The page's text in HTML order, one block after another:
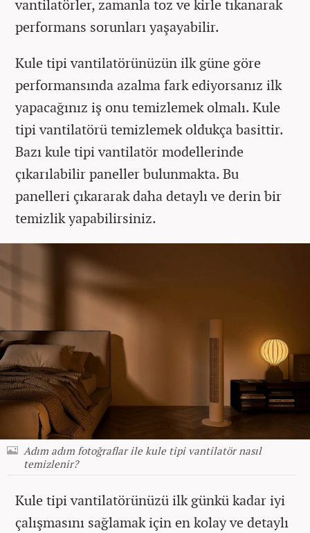
vantilatörler, zamanla toz ve kirle tıkanarak
performans sorunları yaşayabilir.
Kule tipi vantilatörünüzün ilk güne göre
performansında azalma fark ediyorsanız ilk
yapacağınız iş onu temizlemek olmalı. Kule
tipi vantilatörü temizlemek oldukça basittir.
Bazı kule tipi vantilatör modellerinde
çıkarılabilir paneller bulunmakta. Bu
panelleri çıkararak daha detaylı ve derin bir
temizlik yapabilirsiniz.
Adım adım fotoğraflar ile kule tipi vantilatör nasıl
temizlenir?
Kule tipi vantilatörünüzü ilk günkü kadar iyi
çalışmasını sağlamak için en kolay ve detaylı